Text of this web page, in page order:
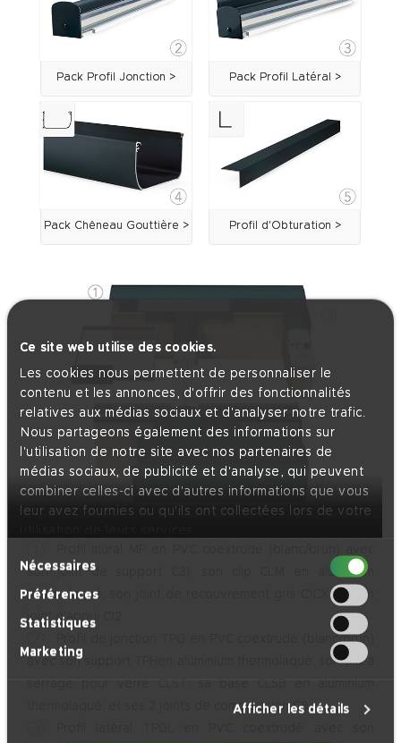
Ce site web utilise des cookies.
Les cookies nous permettent de personnaliser le
contenu et les annonces, d'offrir des fonctionnalités
relatives aux médias sociaux et d'analyser notre trafic.
Nous partageons également des informations sur
l'utilisation de notre site avec nos partenaires de
médias sociaux, de publicité et d'analyse, qui peuvent
combiner celles-ci avec d'autres informations que vous
leur avez fournies ou qu'ils ont collectées lors de votre
Sélection
Nécessaires
Préférences
Statistiques
Marketing
Afficher les détails
Pack Profil Jonction > Pack Profil Latéral >
Pack Chêneau Gouttière > Profil d'Obturation >
son joint de support C31, son clip CLM en aluminium
thermolaqué, son joint de recouvrement gris C1CX, et son
joint d'appui C12
Profil de jonction TPG en PVC coextrudé (blanc/brun)
avec son support TPHen aluminium thermolaqué, son clip à
thermolaqué, et ses 2 joints de compression C8